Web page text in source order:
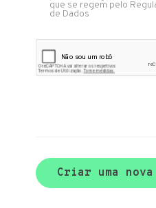
que se regem pelo
de Dados
Criar uma